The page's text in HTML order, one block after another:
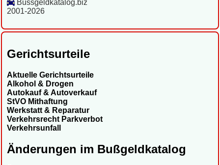
Bussgeldkatalog.biz
2001-2026
Gerichtsurteile
Aktuelle Gerichtsurteile
Alkohol & Drogen
Autokauf & Autoverkauf
StVO Mithaftung
Werkstatt & Reparatur
Verkehrsrecht Parkverbot
Verkehrsunfall
Änderungen im Bußgeldkatalog